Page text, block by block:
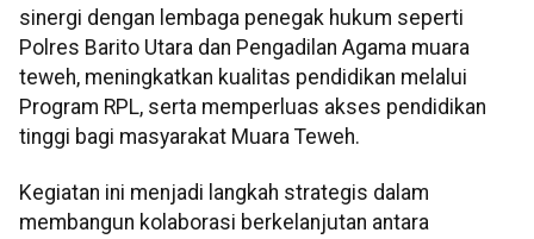
sinergi dengan lembaga penegak hukum seperti
Polres Barito Utara dan Pengadilan Agama muara
teweh, meningkatkan kualitas pendidikan melalui
Program RPL, serta memperluas akses pendidikan
tinggi bagi masyarakat Muara Teweh.
Kegiatan ini menjadi langkah strategis dalam
membangun kolaborasi berkelanjutan antara